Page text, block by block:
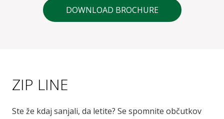
DOWNLOAD BROCHURE
ZIP LINE
Ste že kdaj sanjali, da letite? Se spomnite občutkov